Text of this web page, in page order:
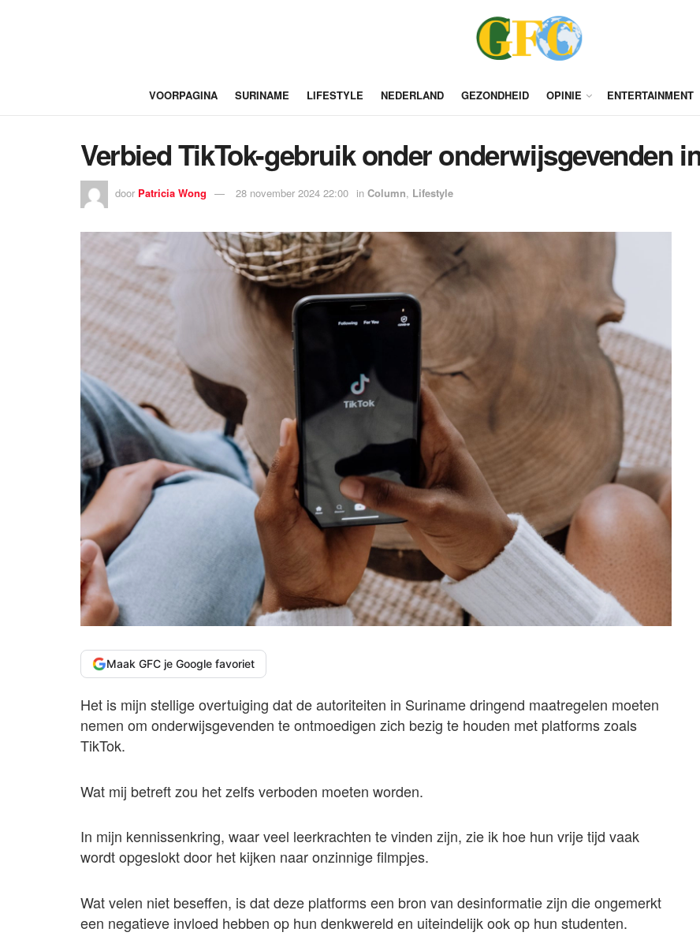
VOORPAGINA SURINAME LIFESTYLE NEDERLAND GEZONDHEID OPINIE ENTERTAINMENT
Verbied TikTok-gebruik onder onderwijsgevenden
door Patricia Wong 28 november 2024 22:00 in Column, Lifestyle
Maak GFC je Google favoriet
Het is mijn stellige overtuiging dat de autoriteiten in Suriname dringend maatregelen moeten
nemen om onderwijsgevenden te ontmoedigen zich bezig te houden met platforms zoals
TikTok.
Wat mij betreft zou het zelfs verboden moeten worden.
In mijn kennissenkring, waar veel leerkrachten te vinden zijn, zie ik hoe hun vrije tijd vaak
wordt opgeslokt door het kijken naar onzinnige filmpjes.
Wat velen niet beseffen, is dat deze platforms een bron van desinformatie zijn die ongemerkt
een negatieve invloed hebben op hun denkwereld en uiteindelijk ook op hun studenten.